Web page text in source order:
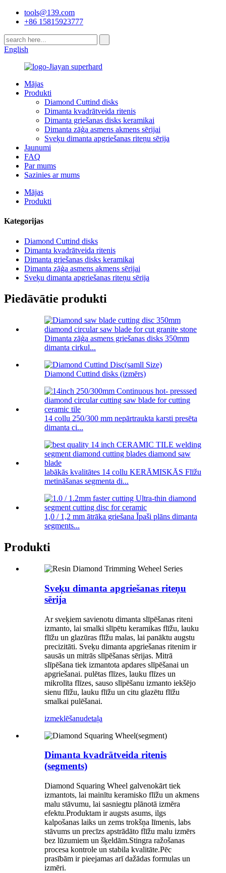
tools@139.com
+86 15815923777
English
Mājas
Produkti
Diamond Cuttind disks
Dimanta kvadrātveida ritenis
Dimanta griešanas disks keramikai
Dimanta zāģa asmens akmens sērijai
Sveķu dimanta apgriešanas riteņu sērija
Jaunumi
FAQ
Par mums
Sazinies ar mums
Mājas
Produkti
Kategorijas
Diamond Cuttind disks
Dimanta kvadrātveida ritenis
Dimanta griešanas disks keramikai
Dimanta zāģa asmens akmens sērijai
Sveķu dimanta apgriešanas riteņu sērija
Piedāvātie produkti
Dimanta zāģa asmens griešanas disks 350mm
dimanta cirkul...
Diamond Cuttind disks (izmērs)
14 collu 250/300 mm nepārtraukta karsti presēta
dimanta ci...
labākās kvalitātes 14 collu KERĀMISKĀS Flīžu
metināšanas segmenta di...
1,0 / 1,2 mm ātrāka griešana Īpaši plāns dimanta
segments...
Produkti
Sveķu dimanta apgriešanas riteņu
sērija
Ar sveķiem savienotu dimanta slīpēšanas riteni
izmanto, lai smalki slīpētu keramikas flīžu, lauku
flīžu un glazūras flīžu malas, lai panāktu augstu
precizitāti. Sveķu dimanta apgriešanas ritenim ir
sausās un mitrās slīpēšanas sērijas. Mitrā
slīpēšana tiek izmantota apdares slīpēšanai un
apgriešanai. pulētas flīzes, lauku flīzes un
mikrolīta flīzes, sauso slīpēšanu izmanto iekšējo
sienu flīžu, lauku flīžu un citu glazētu flīžu
smalkai pulēšanai.
izmeklēšanudetaļa
Dimanta kvadrātveida ritenis
(segments)
Diamond Squaring Wheel galvenokārt tiek
izmantots, lai mainītu keramisko flīžu un akmens
malu stāvumu, lai sasniegtu plānotā izmēra
efektu.Produktam ir augsts asums, ilgs
kalpošanas laiks un zems trokšņa līmenis, labs
stāvums un precīzs apstrādāto flīžu malu izmērs
bez lūzumiem un šķeldām.Stingra ražošanas
procesa kontrole un stabila kvalitāte.Pēc
prasībām ir pieejamas arī dažādas formulas un
izmēri.